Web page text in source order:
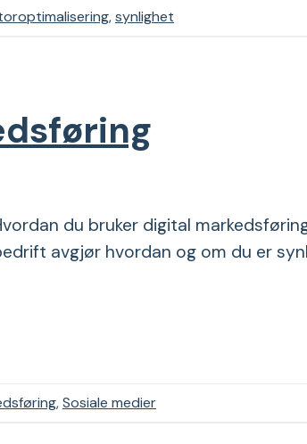
,synlighet
du bruker digital
avgjør hvordan og om du er
,Sosiale medier